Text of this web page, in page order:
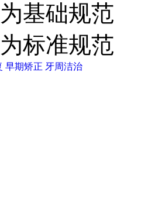
基础规范
标准规范
早期矫正 牙周洁治